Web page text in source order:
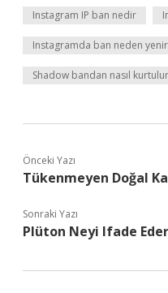
Instagram IP ban nedir
Instagramda ban neden yenir
Shadow bandan nasıl
Önceki Yazı
Tükenmeyen Doğal
Sonraki Yazı
Plüton Neyi Ifade Eder